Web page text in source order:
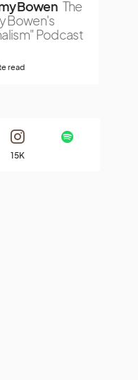
Bowen The
Bowen's
Podcast
read
15K